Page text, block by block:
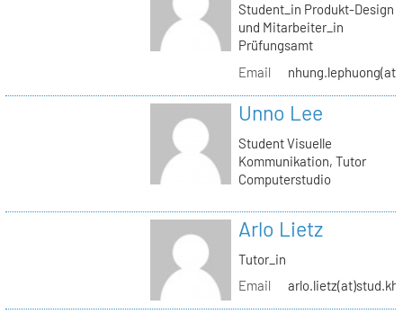
Student_in Produkt-Design
und Mitarbeiter_in
Prüfungsamt
Email
Unno Lee
Student Visuelle
Kommunikation, Tutor
Computerstudio
Arlo Lietz
Tutor_in
Email